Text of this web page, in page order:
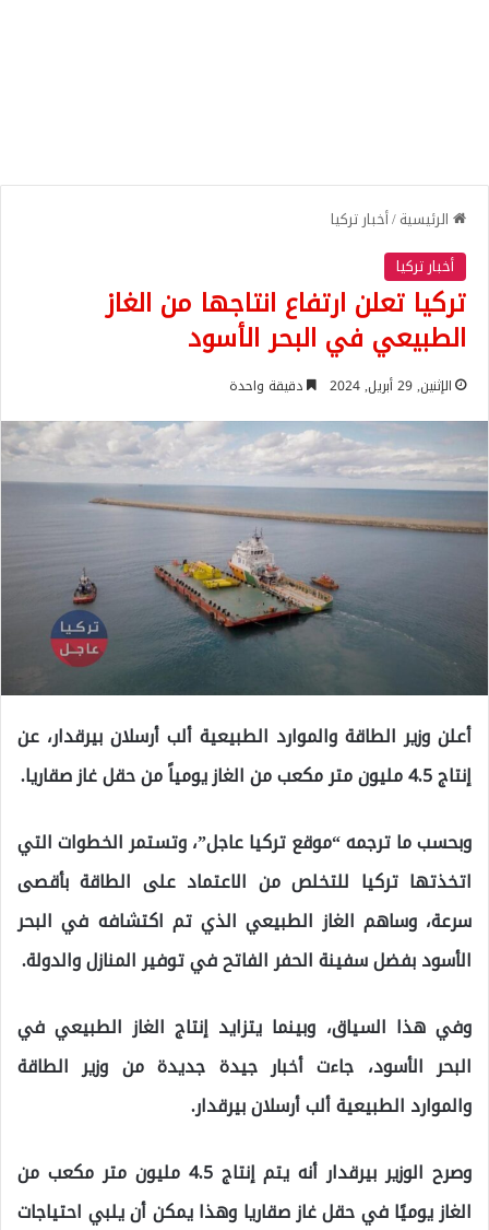
الرئيسية/أخبار تركيا
أخبار تركيا
تركيا تعلن ارتفاع انتاجها من الغاز
الطبيعي في البحر الأسود
الإثنين, 29 أبريل, 2024 دقيقة واحدة
أعلن وزير الطاقة والموارد الطبيعية ألب أرسلان بيرقدار، عن
إنتاج 4.5 مليون متر مكعب من الغاز يومياً من حقل غاز صقاريا.
وبحسب ما ترجمه “موقع تركيا عاجل”، وتستمر الخطوات التي
اتخذتها تركيا للتخلص من الاعتماد على الطاقة بأقصى
سرعة، وساهم الغاز الطبيعي الذي تم اكتشافه في البحر
الأسود بفضل سفينة الحفر الفاتح في توفير المنازل والدولة.
وفي هذا السياق، وبينما يتزايد إنتاج الغاز الطبيعي في
البحر الأسود، جاءت أخبار جيدة جديدة من وزير الطاقة
والموارد الطبيعية ألب أرسلان بيرقدار.
وصرح الوزير بيرقدار أنه يتم إنتاج 4.5 مليون متر مكعب من
الغاز يوميًا في حقل غاز صقاريا وهذا يمكن أن يلبي احتياجات